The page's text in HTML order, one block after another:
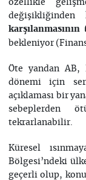
özellikle
değişikliğinden
bekleniyor (Finans
Öte yandan AB,
dönemi için
açıklaması bir
sebeplerden
tekrarlanabilir.
Küresel
Bölgesi’ndeki
geçerli olup,